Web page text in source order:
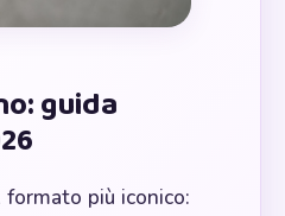
guida
più iconico: